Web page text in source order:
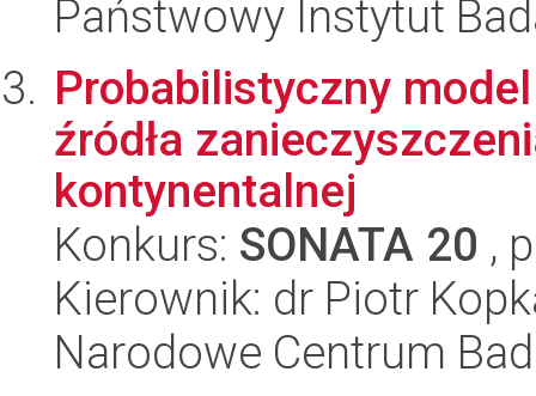
Państwowy Instytut
Probabilistyczny
źródła
kontynentalnej
Konkurs: SONATA 20 ,
Kierownik: dr Piotr
Narodowe Centrum